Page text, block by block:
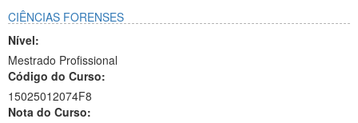
CIÊNCIAS FORENSES
Nível:
Mestrado Profissional
Código do Curso:
15025012074F8
Nota do Curso: